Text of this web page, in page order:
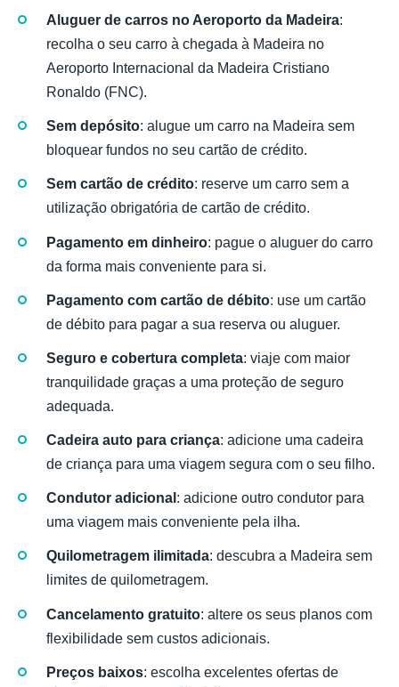
Aluguer de carros no Aeroporto da Madeira:
recolha o seu carro à chegada à Madeira no
Aeroporto Internacional da Madeira Cristiano
Ronaldo (FNC).
Sem depósito: alugue um carro na Madeira sem
bloquear fundos no seu cartão de crédito.
Sem cartão de crédito: reserve um carro sem a
utilização obrigatória de cartão de crédito.
Pagamento em dinheiro: pague o aluguer do carro
da forma mais conveniente para si.
Pagamento com cartão de débito: use um cartão
de débito para pagar a sua reserva ou aluguer.
Seguro e cobertura completa: viaje com maior
tranquilidade graças a uma proteção de seguro
adequada.
Cadeira auto para criança: adicione uma cadeira
de criança para uma viagem segura com o seu filho.
Condutor adicional : adicione outro condutor para
uma viagem mais conveniente pela ilha.
Quilometragem ilimitada: descubra a Madeira sem
limites de quilometragem.
Cancelamento gratuito: altere os seus planos com
flexibilidade sem custos adicionais.
Preços baixos: escolha excelentes ofertas de